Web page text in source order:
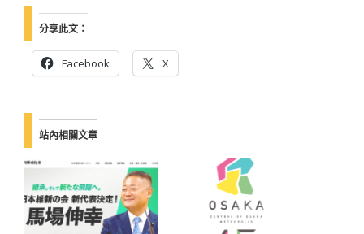
分享此文：
Facebook X
站內相關文章